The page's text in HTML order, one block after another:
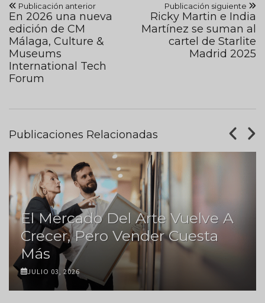
Publicación anterior
En 2026 una nueva
edición de CM
Málaga, Culture &
Museums
International Tech
Forum
Publicación siguiente
Ricky Martin e India
Martínez se suman al
cartel de Starlite
Madrid 2025
Publicaciones Relacionadas
El Mercado Del Arte Vuelve A
Crecer, Pero Vender Cuesta
Más
JULIO 03, 2026